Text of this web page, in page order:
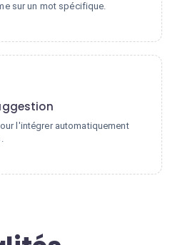
sur un mot spécifique.
l'intégrer automatiquement